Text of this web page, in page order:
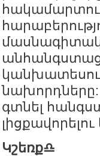
գտնել
Կշեռք♎️